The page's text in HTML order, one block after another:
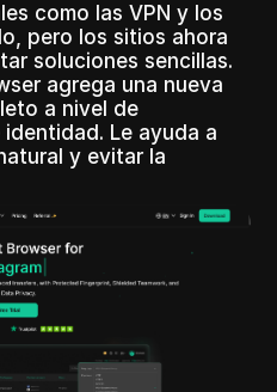
como las VPN y los
pero los sitios ahora
soluciones sencillas.
agrega una nueva
a nivel de
Le ayuda a
y evitar la